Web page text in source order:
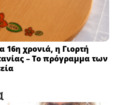
χρονιά, η Γιορτή
– Το πρόγραμμα των